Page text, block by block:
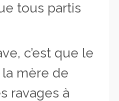
tous partis
c’est que le
mère de
ravages à